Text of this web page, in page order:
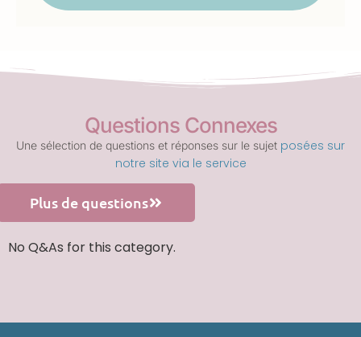
Questions Connexes
Une sélection de questions et réponses sur le sujet posées sur
notre site via le service
Plus de questions
No Q&As for this category.